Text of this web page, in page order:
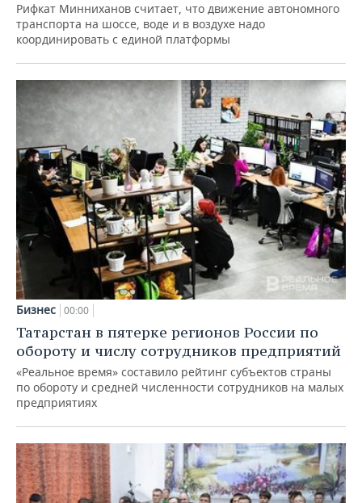
Рифкат Минниханов считает, что движение автономного
транспорта на шоссе, воде и в воздухе надо
координировать с единой платформы
Бизнес 00:00
Татарстан в пятерке регионов России по
обороту и числу сотрудников предприятий
«Реальное время» составило рейтинг субъектов страны
по обороту и средней численности сотрудников на малых
предприятиях